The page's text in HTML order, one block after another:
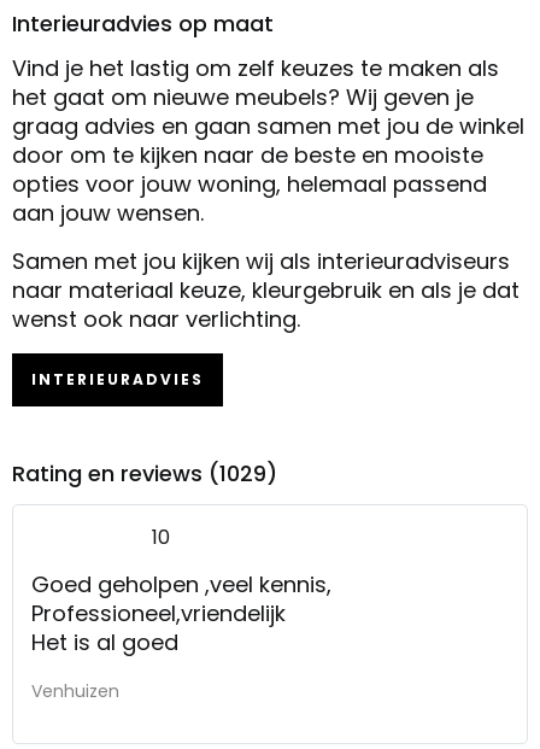
Interieuradvies op maat
Vind je het lastig om zelf keuzes te maken als
het gaat om nieuwe meubels? Wij geven je
graag advies en gaan samen met jou de winkel
door om te kijken naar de beste en mooiste
opties voor jouw woning, helemaal passend
aan jouw wensen.
Samen met jou kijken wij als interieuradviseurs
naar materiaal keuze, kleurgebruik en als je dat
wenst ook naar verlichting.
INTERIEURADVIES
Rating en reviews (1029)
10
Goed geholpen ,veel kennis,
Professioneel,vriendelijk
Het is al goed
Venhuizen